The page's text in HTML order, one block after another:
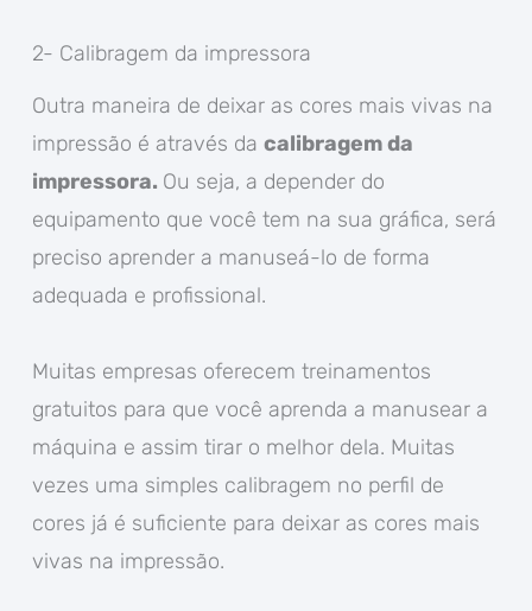
2- Calibragem da impressora
Outra maneira de deixar as cores mais vivas na
impressão é através da calibragem da
impressora. Ou seja, a depender do
equipamento que você tem na sua gráfica, será
preciso aprender a manuseá-lo de forma
adequada e profissional.
Muitas empresas oferecem treinamentos
gratuitos para que você aprenda a manusear a
máquina e assim tirar o melhor dela. Muitas
vezes uma simples calibragem no perfil de
cores já é suficiente para deixar as cores mais
vivas na impressão.